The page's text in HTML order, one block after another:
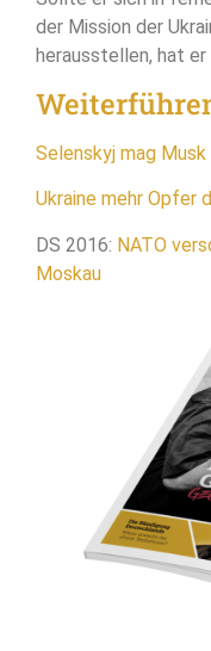
der Mission der
herausstellen, hat
Selenskyj mag
Ukraine mehr Opfer
DS 2016: NATO
Moskau